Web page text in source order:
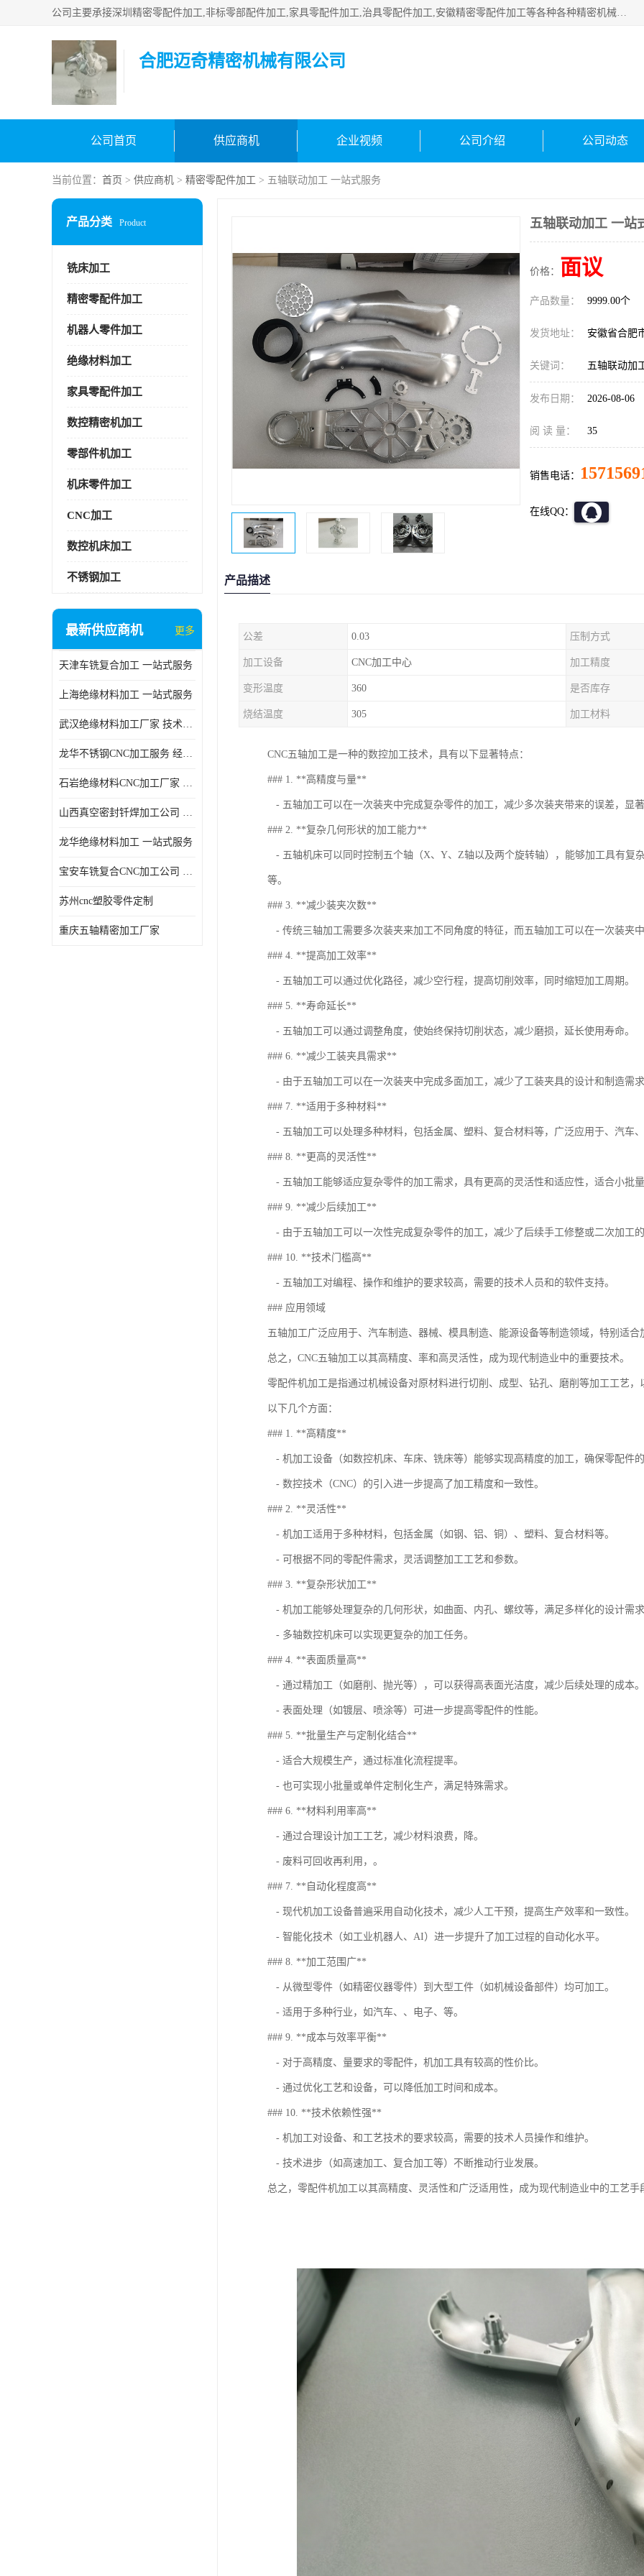
公司主要承接深圳精密零配件加工,非标零部配件加工,家具零配件加工,治具零配件加工,安徽精密零配件加工等各种各种精密机械加工，欢迎来来电咨询！
合肥迈奇精密机械有限公司
公司首页 供应商机 企业视频 公司介绍 公司动态
当前位置： 首页 > 供应商机 > 精密零配件加工 > 五轴联动加工 一站式服务
产品分类 Product
铣床加工
精密零配件加工
机器人零件加工
绝缘材料加工
家具零配件加工
数控精密机加工
零部件机加工
机床零件加工
CNC加工
数控机床加工
不锈钢加工
最新供应商机 更多
天津车铣复合加工 一站式服务
上海绝缘材料加工 一站式服务
武汉绝缘材料加工厂家 技术成熟
龙华不锈钢CNC加工服务 经验丰富
石岩绝缘材料CNC加工厂家 技术成熟
山西真空密封钎焊加工公司 经验丰富
龙华绝缘材料加工 一站式服务
宝安车铣复合CNC加工公司 技术成熟
苏州cnc塑胶零件定制
重庆五轴精密加工厂家
五轴联动加工 一站
价格： 面议
产品数量： 9999.00个
发货地址： 安徽省合肥
关键词： 五轴联动加
发布日期： 2026-08-06
阅 读 量： 35
销售电话：
在线QQ：
产品描述
公差 0.03 压制方式
加工设备 CNC加工中心 加工精度
变形温度 360 是否库存
烧结温度 305 加工材料
CNC五轴加工是一种的数控加工技术，具有以下显著特点：
### 1. **高精度与量**
- 五轴加工可以在一次装夹中完成复杂零件的加工，减少多次装夹带来的误差，显
### 2. **复杂几何形状的加工能力**
- 五轴机床可以同时控制五个轴（X、Y、Z轴以及两个旋转轴），能够加工具有复
等。
### 3. **减少装夹次数**
- 传统三轴加工需要多次装夹来加工不同角度的特征，而五轴加工可以在一次装夹
### 4. **提高加工效率**
- 五轴加工可以通过优化路径，减少空行程，提高切削效率，同时缩短加工周期。
### 5. **寿命延长**
- 五轴加工可以通过调整角度，使始终保持切削状态，减少磨损，延长使用寿命。
### 6. **减少工装夹具需求**
- 由于五轴加工可以在一次装夹中完成多面加工，减少了工装夹具的设计和制造需
### 7. **适用于多种材料**
- 五轴加工可以处理多种材料，包括金属、塑料、复合材料等，广泛应用于、汽车
### 8. **更高的灵活性**
- 五轴加工能够适应复杂零件的加工需求，具有更高的灵活性和适应性，适合小批
### 9. **减少后续加工**
- 由于五轴加工可以一次性完成复杂零件的加工，减少了后续手工修整或二次加工
### 10. **技术门槛高**
- 五轴加工对编程、操作和维护的要求较高，需要的技术人员和的软件支持。
### 应用领域
五轴加工广泛应用于、汽车制造、器械、模具制造、能源设备等制造领域，特别适
总之，CNC五轴加工以其高精度、率和高灵活性，成为现代制造业中的重要技术。
零配件机加工是指通过机械设备对原材料进行切削、成型、钻孔、磨削等加工工艺
以下几个方面：
### 1. **高精度**
- 机加工设备（如数控机床、车床、铣床等）能够实现高精度的加工，确保零配件
- 数控技术（CNC）的引入进一步提高了加工精度和一致性。
### 2. **灵活性**
- 机加工适用于多种材料，包括金属（如钢、铝、铜）、塑料、复合材料等。
- 可根据不同的零配件需求，灵活调整加工工艺和参数。
### 3. **复杂形状加工**
- 机加工能够处理复杂的几何形状，如曲面、内孔、螺纹等，满足多样化的设计需
- 多轴数控机床可以实现更复杂的加工任务。
### 4. **表面质量高**
- 通过精加工（如磨削、抛光等），可以获得高表面光洁度，减少后续处理的成本。
- 表面处理（如镀层、喷涂等）可进一步提高零配件的性能。
### 5. **批量生产与定制化结合**
- 适合大规模生产，通过标准化流程提率。
- 也可实现小批量或单件定制化生产，满足特殊需求。
### 6. **材料利用率高**
- 通过合理设计加工工艺，减少材料浪费，降。
- 废料可回收再利用，。
### 7. **自动化程度高**
- 现代机加工设备普遍采用自动化技术，减少人工干预，提高生产效率和一致性。
- 智能化技术（如工业机器人、AI）进一步提升了加工过程的自动化水平。
### 8. **加工范围广**
- 从微型零件（如精密仪器零件）到大型工件（如机械设备部件）均可加工。
- 适用于多种行业，如汽车、、电子、等。
### 9. **成本与效率平衡**
- 对于高精度、量要求的零配件，机加工具有较高的性价比。
- 通过优化工艺和设备，可以降低加工时间和成本。
### 10. **技术依赖性强**
- 机加工对设备、和工艺技术的要求较高，需要的技术人员操作和维护。
- 技术进步（如高速加工、复合加工等）不断推动行业发展。
总之，零配件机加工以其高精度、灵活性和广泛适用性，成为现代制造业中的工艺手